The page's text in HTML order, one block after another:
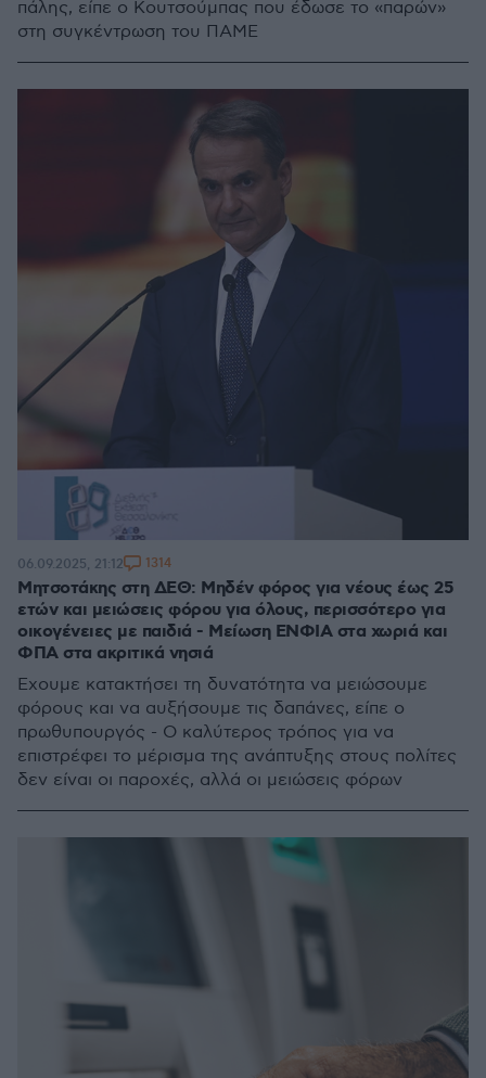
πάλης, είπε ο Κουτσούμπας που έδωσε το «παρών»
στη συγκέντρωση του ΠΑΜΕ
Μητσοτάκης στη ΔΕΘ: Μηδέν φόρος για νέους έως 25
ετών και μειώσεις φόρου για όλους, περισσότερο για
οικογένειες με παιδιά - Μείωση ΕΝΦΙΑ στα χωριά και
ΦΠΑ στα ακριτικά νησιά
Έχουμε κατακτήσει τη δυνατότητα να μειώσουμε
φόρους και να αυξήσουμε τις δαπάνες, είπε ο
πρωθυπουργός - Ο καλύτερος τρόπος για να
επιστρέφει το μέρισμα της ανάπτυξης στους πολίτες
δεν είναι οι παροχές, αλλά οι μειώσεις φόρων
06.09.2025, 21:12 1314